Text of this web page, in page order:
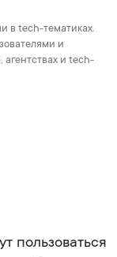
в tech-тематиках.
и
и tech-
пользоваться